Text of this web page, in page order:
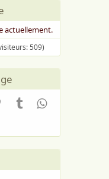
actuellement.
509)
PinterestTumblrWhatsApp